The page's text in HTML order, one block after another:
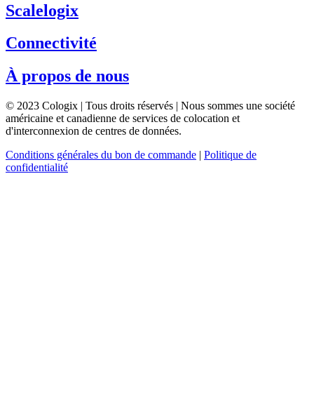
Scalelogix
Connectivité
À propos de nous
© 2023 Cologix | Tous droits réservés | Nous sommes une société
américaine et canadienne de services de colocation et
d'interconnexion de centres de données.
Conditions générales du bon de commande | Politique de
confidentialité